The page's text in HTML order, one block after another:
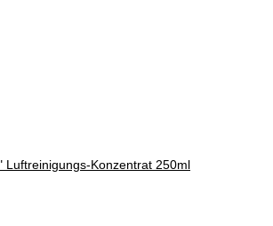
Luftreinigungs-Konzentrat 250ml